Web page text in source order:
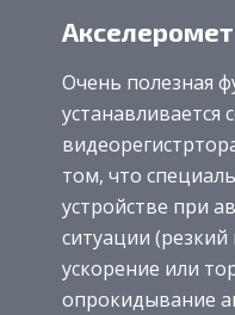
Очень полезная
устанавливается
том, что
устройстве при
ситуации
ускорение или
опрокидывание